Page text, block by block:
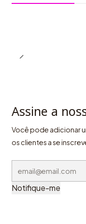
Assine a
Você pode adicionar
os clientes a se
Notifique-me